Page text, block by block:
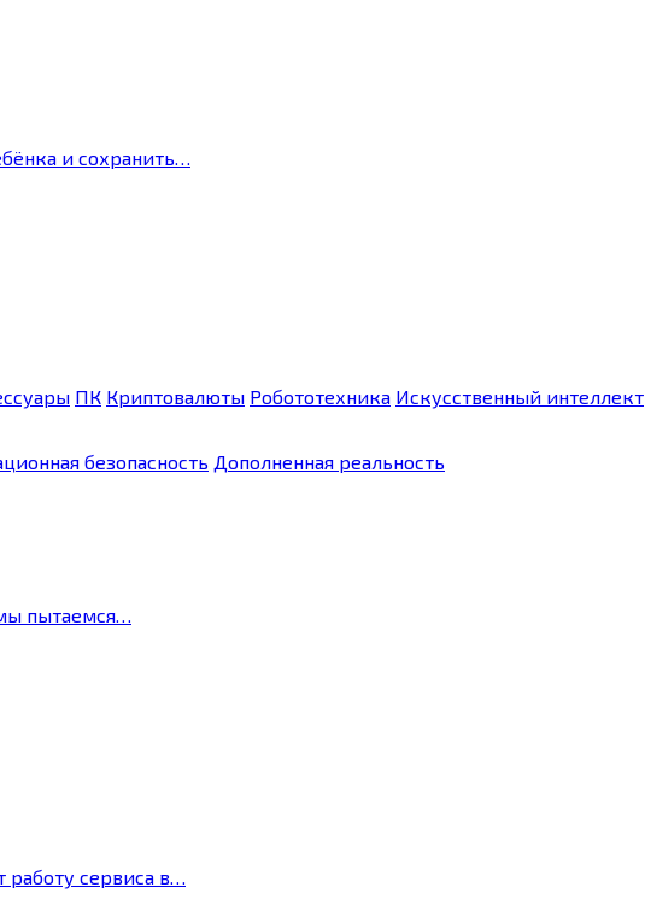
и сохранить…
ПК Криптовалюты Робототехника Искусственный интеллект
безопасность Дополненная реальность
пытаемся…
сервиса в…